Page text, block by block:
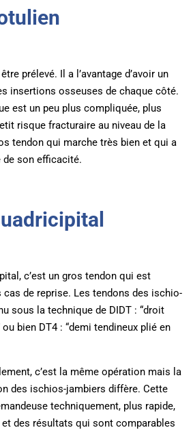
prélevé. Il a l’avantage d’avoir un
insertions osseuses de chaque côté.
est un peu plus compliquée, plus
risque fracturaire au niveau de la
tendon qui marche très bien et qui a
de son efficacité.
c’est un gros tendon qui est
de reprise. Les tendons des ischio-
sous la technique de DIDT : “droit
bien DT4 : “demi tendineux plié en
c’est la même opération mais la
des ischios-jambiers diffère. Cette
techniquement, plus rapide,
des résultats qui sont comparables